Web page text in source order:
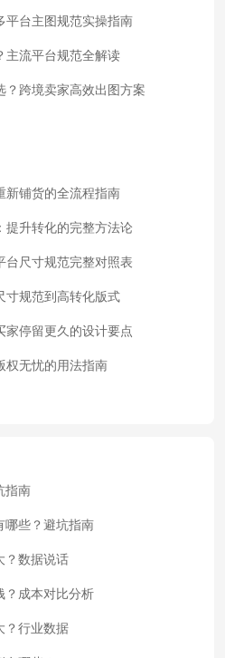
平台主图规范实操指南
主流平台规范全解读
？跨境卖家高效出图方案
新铺货的全流程指南
提升转化的完整方法论
台尺寸规范完整对照表
寸规范到高转化版式
家停留更久的设计要点
权无忧的用法指南
指南
哪些？避坑指南
？数据说话
？成本对比分析
？行业数据